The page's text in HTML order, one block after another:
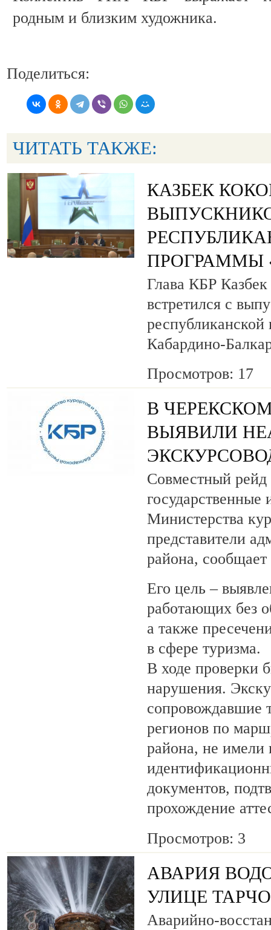
родным и близким художника.
Поделиться:
ЧИТАТЬ ТАКЖЕ:
КАЗБЕК
ПРОГРАММЫ
Глава КБР Казбек
встретился с
Кабардино-
Просмотров: 17
В
ВЫЯВИЛИ
Совместный рейд
государственные
Министерства
представители
района,
Его цель –
работающих без
а также
в сфере туризма.
В ходе проверки
нарушения.
сопровождавшие
регионов по
района, не имели
документов,
прохождение
Просмотров: 3
АВАРИЯ
УЛИЦЕ
Аварийно-